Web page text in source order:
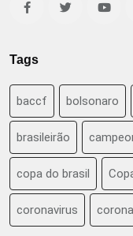
Tags
baccf bolsonaro
brasileirão
copa do brasil
coronavirus